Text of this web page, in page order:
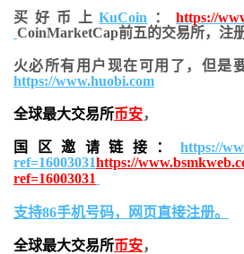
买好币上KuCoin ：https://
CoinMarketCap前五的交易所，注
火必所有用户现在可用了，但是
https://www.huobi.com
全球最大交易所币安，
国区邀请链接： https://
ref=16003031https://
ref=16003031
支持86手机号码，网页直接注册。
全球最大交易所币安，